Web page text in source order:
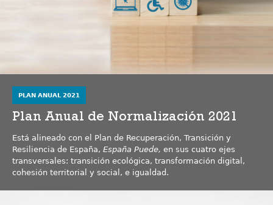
PLAN ANUAL 2021
Plan Anual de Normalización 2021
Está alineado con el Plan de Recuperación, Transición y
Resiliencia de España, España Puede, en sus cuatro ejes
transversales: transición ecológica, transformación digital,
cohesión territorial y social, e igualdad.